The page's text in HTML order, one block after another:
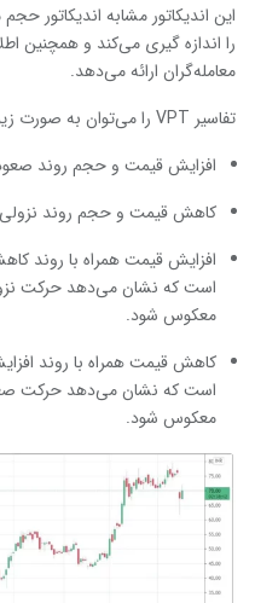
را اندازه گیری می‌کند و همچنین
معامله‌گران ارائه می‌دهد.
تفاسیر VPT را می‌توان به صورت زیر خلاصه کرد:
افزایش قیمت و حجم روند
کاهش قیمت و حجم روند نزولی
افزایش قیمت همراه با روند
است که نشان می‌دهد حرکت
معکوس شود.
کاهش قیمت همراه با روند
است که نشان می‌دهد حرکت
معکوس شود.